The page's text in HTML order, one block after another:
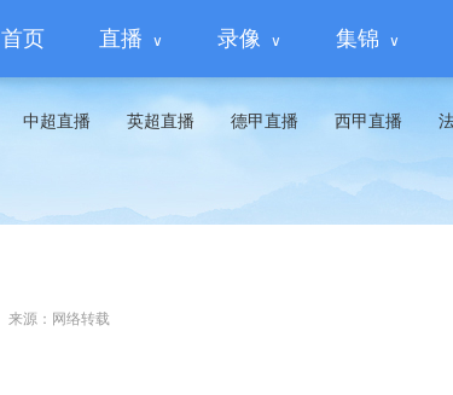
首页 直播 录像 集锦
中超直播 英超直播 德甲直播 西甲直播
来源：网络转载